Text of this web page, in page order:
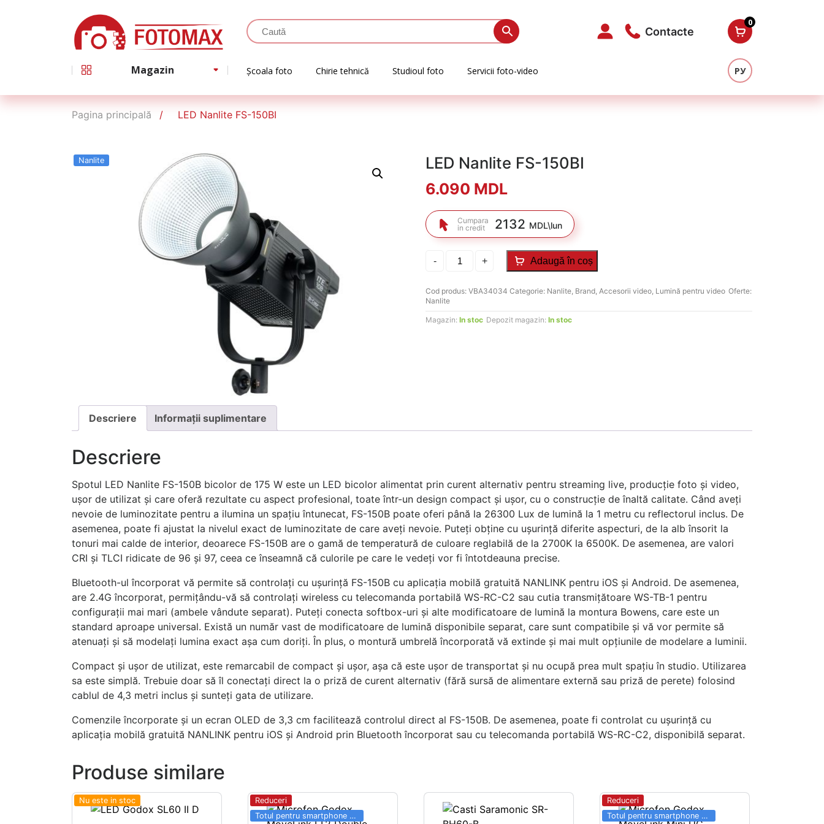
Contacte
0
Magazin Școala foto Chirie tehnică Studioul foto Servicii foto-video РУ
Pagina principală LED Nanlite FS-150BI
Nanlite LED Nanlite FS-150BI
6.090 MDL
Cumpara
in credit
2132 MDL\lun
-
Cantitate
LED
150BI
+ Adaugă în coș
Cod produs:VBA34034Categorie: Nanlite, Brand,Accesorii video, Lumină pentru video Oferte:
Nanlite
Magazin:In stoc Depozit magazin:In stoc
Descriere Informații suplimentare
Descriere
Spotul LED Nanlite FS-150B bicolor de 175 W este un LED bicolor alimentat prin curent alternativ pentru streaming live, producție foto și video,
ușor de utilizat și care oferă rezultate cu aspect profesional, toate într-un design compact și ușor, cu o construcție de înaltă calitate. Când aveți
nevoie de luminozitate pentru a ilumina un spațiu întunecat, FS-150B poate oferi până la 26300 Lux de lumină la 1 metru cu reflectorul inclus. De
asemenea, poate fi ajustat la nivelul exact de luminozitate de care aveți nevoie. Puteți obține cu ușurință diferite aspecturi, de la alb însorit la
tonuri mai calde de interior, deoarece FS-150B are o gamă de temperatură de culoare reglabilă de la 2700K la 6500K. De asemenea, are valori
CRI și TLCI ridicate de 96 și 97, ceea ce înseamnă că culorile pe care le vedeți vor fi întotdeauna precise.
Bluetooth-ul încorporat vă permite să controlați cu ușurință FS-150B cu aplicația mobilă gratuită NANLINK pentru iOS și Android. De asemenea,
are 2.4G încorporat, permițându-vă să controlați wireless cu telecomanda portabilă WS-RC-C2 sau cutia transmițătoare WS-TB-1 pentru
configurații mai mari (ambele vândute separat). Puteți conecta softbox-uri și alte modificatoare de lumină la montura Bowens, care este un
standard aproape universal. Există un număr vast de modificatoare de lumină disponibile separat, care sunt compatibile și vă vor permite să
atenuați și să modelați lumina exact așa cum doriți. În plus, o montură umbrelă încorporată vă extinde și mai mult opțiunile de modelare a luminii.
Compact și ușor de utilizat, este remarcabil de compact și ușor, așa că este ușor de transportat și nu ocupă prea mult spațiu în studio. Utilizarea
sa este simplă. Trebuie doar să îl conectați direct la o priză de curent alternativ (fără sursă de alimentare externă sau priză de perete) folosind
cablul de 4,3 metri inclus și sunteți gata de utilizare.
Comenzile încorporate și un ecran OLED de 3,3 cm facilitează controlul direct al FS-150B. De asemenea, poate fi controlat cu ușurință cu
aplicația mobilă gratuită NANLINK pentru iOS și Android prin Bluetooth încorporat sau cu telecomanda portabilă WS-RC-C2, disponibilă separat.
Produse similare
Nu este in stoc
Reduceri
Totul pentru smartphone SALE 03.06 - 31.08
Reduceri
Totul pentru smartphone SALE 03.06 - 31.08